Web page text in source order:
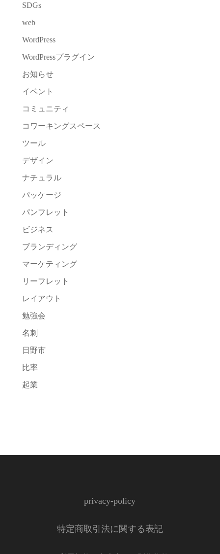
SDGs
web
WordPress
WordPressプラグイン
お知らせ
イベント
コミュニティ
コワーキングスペース
ツール
デザイン
ナチュラル
パッケージ
パンフレット
ビジネス
ブランディング
マーケティング
リーフレット
レイアウト
勉強会
名刺
日野市
比率
起業
privacy-policy
特定商取引法に関する表記